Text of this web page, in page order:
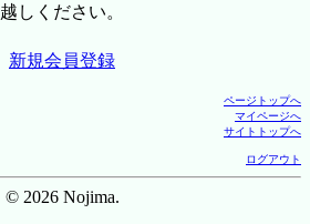
越しください。
新規会員登録
ページトップへ
マイページへ
サイトトップへ
ログアウト
© 2026 Nojima.